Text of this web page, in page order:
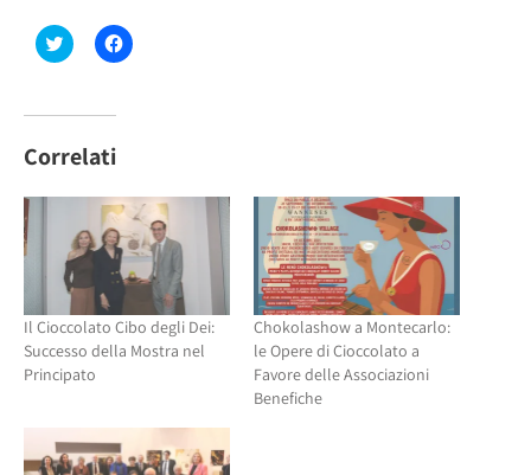
Fai
clic
su
(Si
apre
una
nuova
finestra)
Fai
clic
nuova
finestra)
Correlati
Il Cioccolato Cibo degli Dei:
Successo della Mostra nel
Principato
Chokolashow a Montecarlo:
le Opere di Cioccolato a
Favore delle Associazioni
Benefiche